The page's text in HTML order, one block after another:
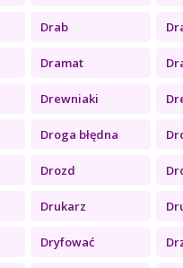
Drab
Dramat
Drewniaki
Droga błędna
Drozd
Drukarz
Dryfować